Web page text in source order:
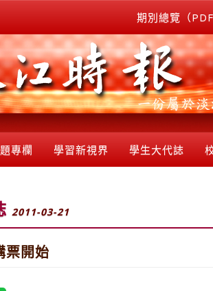
期別總覽（PDF
專欄 學習新視界 學生大代誌
2011-03-21
開始